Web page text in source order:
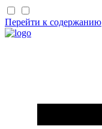
Перейти к содержанию